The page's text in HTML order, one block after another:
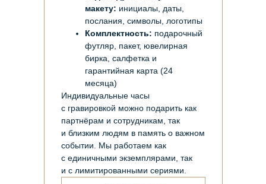
макету: инициалы, даты,
послания, символы, логотипы
Комплектность: подарочный
футляр, пакет, ювелирная
бирка, салфетка и
гарантийная карта (24
месяца)
Индивидуальные часы
с гравировкой можно подарить как
партнёрам и сотрудникам, так
и близким людям в память о важном
событии. Мы работаем как
с единичными экземплярами, так
и с лимитированными сериями.